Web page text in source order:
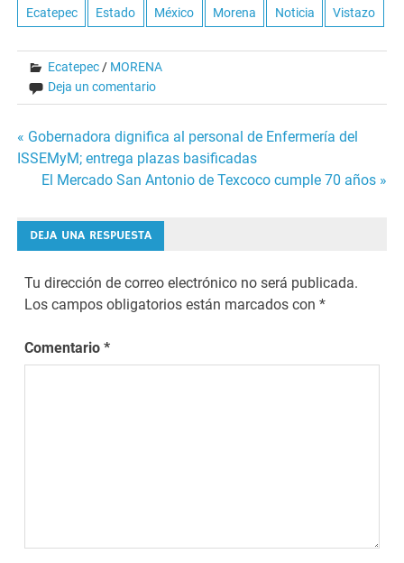
Ecatepec Estado México Morena Noticia Vistazo
Ecatepec / MORENA
Deja un comentario
Navegación
de
entradas
« Gobernadora dignifica al personal de Enfermería del
ISSEMyM; entrega plazas basificadas
El Mercado San Antonio de Texcoco cumple 70 años »
DEJA UNA RESPUESTA
Tu dirección de correo electrónico no será publicada.
Los campos obligatorios están marcados con*
Comentario*